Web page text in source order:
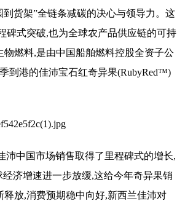
货架”全链条减碳的决心与领导力。这
碑式突破,也为全球农产品供应链的可持
物燃料,是由中国船舶燃料控股全资子公
到港的佳沛宝石红奇异果(RubyRed™)
沛中国市场销售取得了里程碑式的增长,
经济增速进一步放缓,这给今年奇异果销
放,消费预期稳中向好,新西兰佳沛对